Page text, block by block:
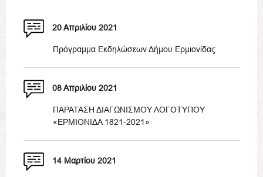
20 Απριλίου 2021
Πρόγραμμα Εκδηλώσεων Δήμου Ερμιονίδας
08 Απριλίου 2021
ΠΑΡΑΤΑΣΗ ΔΙΑΓΩΝΙΣΜΟΥ ΛΟΓΟΤΥΠΟΥ
«ΕΡΜΙΟΝΙΔΑ 1821-2021»
14 Μαρτίου 2021